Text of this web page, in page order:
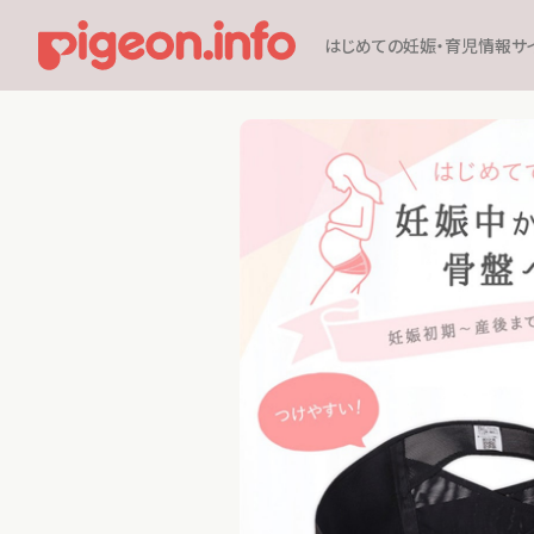
はじめての妊娠・育児情報サ